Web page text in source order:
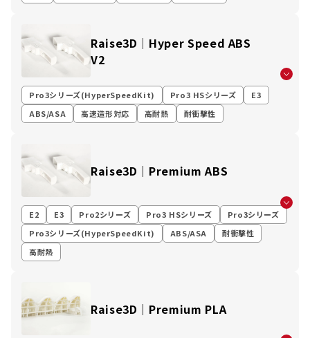
Raise3D│Hyper Speed ABS
V2
Pro3シリーズ(HyperSpeedKit) Pro3 HSシリーズ
E3
ABS/ASA
高速造形対応 高耐熱 耐衝撃性
Raise3D｜Premium ABS
E2 E3 Pro2シリーズ Pro3 HSシリーズ
Pro3シリーズ
Pro3シリーズ(HyperSpeedKit)
ABS/ASA
耐衝撃性
高耐熱
Raise3D｜Premium PLA